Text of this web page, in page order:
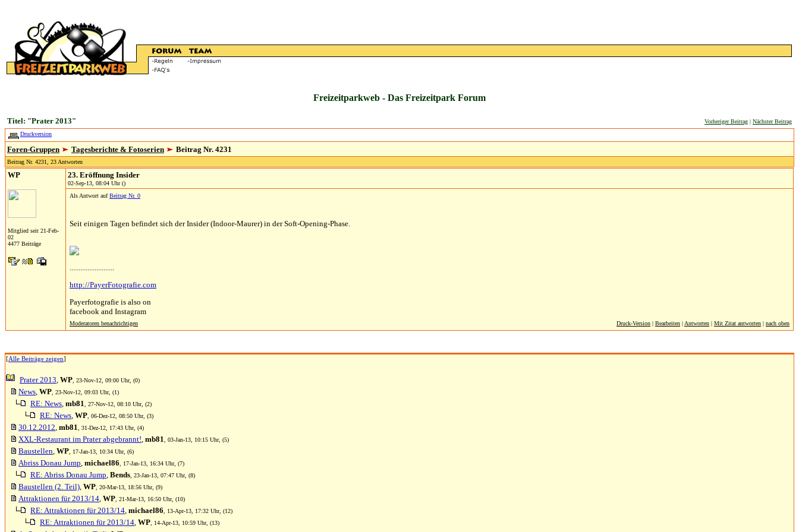
Freizeitparkweb - Das Freizeitpark Forum
Titel: "Prater 2013" Vorheriger Beitrag | Nächster Beitrag
Druckversion
Foren-Gruppen Tagesberichte & Fotoserien Beitrag Nr. 4231
Beitrag Nr. 4231, 23 Antworten
WP
Mitglied seit 21-Feb-
02
4477 Beiträge
23. Eröffnung Insider
02-Sep-13, 08:04 Uhr ()
Als Antwort aufBeitrag Nr. 0
Seit einigen Tagen befindet sich der Insider (Indoor-Maurer) in der Soft-Opening-Phase.
.........................
http://PayerFotografie.com
Payerfotografie is also on
facebook and Instagram
Moderatoren benachrichtigen Druck-Version | Bearbeiten | Antworten | Mit Zitat antworten | nach oben
[Alle Beiträge zeigen]
Prater 2013, WP , 23-Nov-12, 09:00 Uhr, (0)
News, WP , 23-Nov-12, 09:03 Uhr, (1)
RE: News, mb81 , 27-Nov-12, 08:10 Uhr, (2)
RE: News, WP , 06-Dez-12, 08:50 Uhr, (3)
30.12.2012, mb81 , 31-Dez-12, 17:43 Uhr, (4)
XXL-Restaurant im Prater abgebrannt!, mb81 , 03-Jan-13, 10:15 Uhr, (5)
Baustellen, WP , 17-Jan-13, 10:34 Uhr, (6)
Abriss Donau Jump, michael86 , 17-Jan-13, 16:34 Uhr, (7)
RE: Abriss Donau Jump, Bends , 23-Jan-13, 07:47 Uhr, (8)
Baustellen (2. Teil), WP , 20-Mar-13, 18:56 Uhr, (9)
Attraktionen für 2013/14, WP , 21-Mar-13, 16:50 Uhr, (10)
RE: Attraktionen für 2013/14, michael86 , 13-Apr-13, 17:32 Uhr, (12)
RE: Attraktionen für 2013/14, WP , 14-Apr-13, 10:59 Uhr, (13)